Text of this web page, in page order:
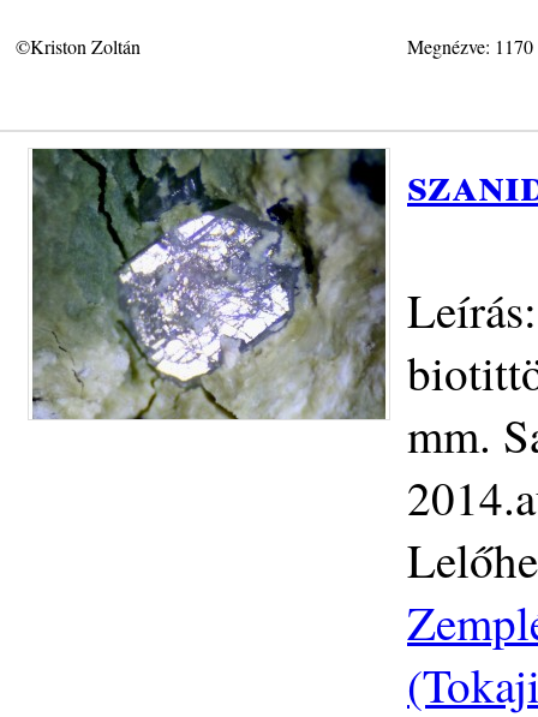
©Kriston Zoltán Megnézve:
mm.